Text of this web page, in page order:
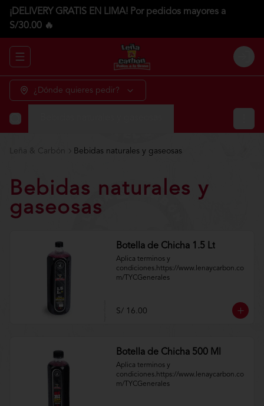
¡DELIVERY GRATIS EN LIMA! Por pedidos mayores a
S/30.00 🔥
Abrir menu de navegación Login
¿Dónde quieres pedir?
Leña & Carbón Bebidas naturales y gaseosas
Bebidas naturales y
gaseosas
Botella de Chicha 1.5 Lt
Aplica terminos y
condiciones.https://www.lenaycarbon.co
m/TYCGenerales
S/ 16.00
Botella de Chicha 500 Ml
Aplica terminos y
condiciones.https://www.lenaycarbon.co
m/TYCGenerales